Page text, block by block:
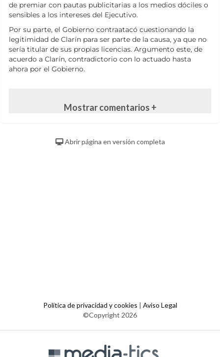
de premiar con pautas publicitarias a los medios dóciles o
sensibles a los intereses del Ejecutivo.
Por su parte, el Gobierno contraatacó cuestionando la
legitimidad de Clarín para ser parte de la causa, ya que no
sería titular de sus propias licencias. Argumento este, de
acuerdo a Clarín, contradictorio con lo actuado hasta
ahora por el Gobierno.
Mostrar comentarios +
Abrir página en versión completa
Política de privacidad y cookies | Aviso Legal
©Copyright 2026